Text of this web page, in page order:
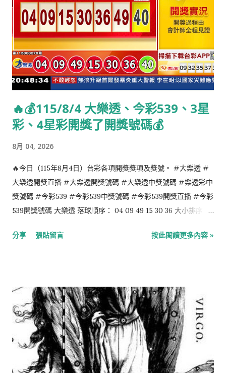
🔥💰115/8/4 大樂透、今彩539、3星
彩、4星彩開獎了開獎號碼💰
8月 04, 2026
🔥今日（115年8月4日）台彩各項開獎獎項及獎號。 #大樂透 #
大樂透開獎直播 #大樂透開獎號碼 #大樂透中獎號碼 #樂透彩中
獎號碼 #今彩539 #今彩539中獎號碼 #今彩539開獎直播 #今彩
539開獎號碼 大樂透 落球順序： 04 09 49 15 30 36 大小排序：
09 大小排序： 09 32 35 37 39 4星彩 1 8 4 3 3星彩 9 9 1
分享 張貼留言 按此閱讀更多內容 »